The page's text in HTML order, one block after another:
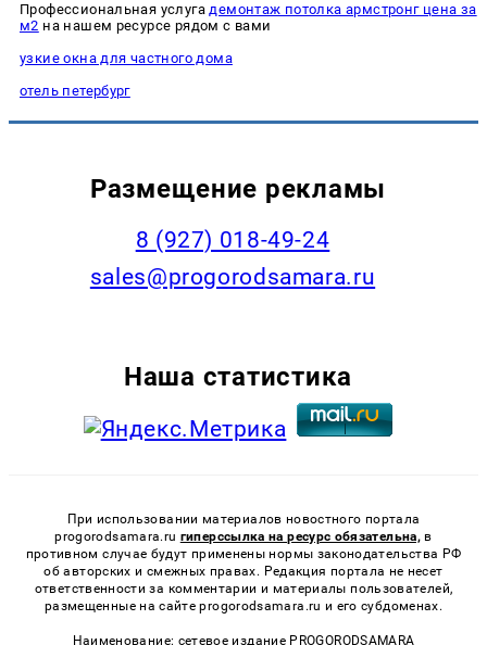
Профессиональная услугадемонтаж потолка армстронг цена за
м2 на нашем ресурсе рядом с вами
узкие окна для частного дома
отель петербург
Размещение рекламы
8 (927) 018-49-24
sales@progorodsamara.ru
Наша статистика
При использовании материалов новостного портала
progorodsamara.ru гиперссылка на ресурс обязательна, в
противном случае будут применены нормы законодательства РФ
об авторских и смежных правах. Редакция портала не несет
ответственности за комментарии и материалы пользователей,
размещенные на сайте progorodsamara.ru и его субдоменах.
Наименование: сетевое издание PROGORODSAMARA